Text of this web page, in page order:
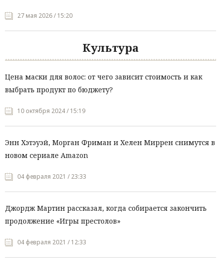
27 мая 2026 / 15:20
Культура
Цена маски для волос: от чего зависит стоимость и как
выбрать продукт по бюджету?
10 октября 2024 / 15:19
Энн Хэтэуэй, Морган Фриман и Хелен Миррен снимутся в
новом сериале Amazon
04 февраля 2021 / 23:33
Джордж Мартин рассказал, когда собирается закончить
продолжение «Игры престолов»
04 февраля 2021 / 12:33